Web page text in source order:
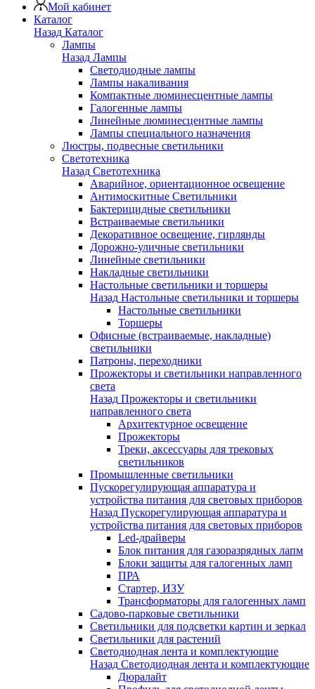
Мой кабинет
Каталог
Назад Каталог
Лампы
Назад Лампы
Светодиодные лампы
Лампы накаливания
Компактные люминесцентные лампы
Галогенные лампы
Линейные люминесцентные лампы
Лампы специального назначения
Люстры, подвесные светильники
Светотехника
Назад Светотехника
Аварийное, ориентационное освещение
Антимоскитные Светильники
Бактерицидные светильники
Встраиваемые светильники
Декоративное освещение, гирлянды
Дорожно-уличные светильники
Линейные светильники
Накладные светильники
Настольные светильники и торшеры
Назад Настольные светильники и торшеры
Настольные светильники
Торшеры
Офисные (встраиваемые, накладные)
светильники
Патроны, переходники
Прожекторы и светильники направленного
света
Назад Прожекторы и светильники
направленного света
Архитектурное освещение
Прожекторы
Треки, аксессуары для трековых
светильников
Промышленные светильники
Пускорегулирующая аппаратура и
устройства питания для световых приборов
Назад Пускорегулирующая аппаратура и
устройства питания для световых приборов
Led-драйверы
Блок питания для газоразрядных лапм
Блоки защиты для галогенных ламп
ПРА
Стартер, ИЗУ
Трансформаторы для галогенных ламп
Садово-парковые светильники
Светильники для подсветки картин и зеркал
Светильники для растений
Светодиодная лента и комплектующие
Назад Светодиодная лента и комплектующие
Дюралайт